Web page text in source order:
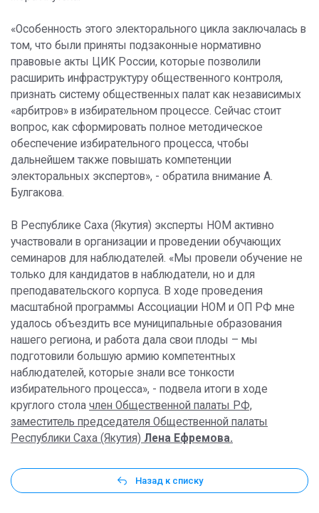
«Особенность этого электорального цикла заключалась в
том, что были приняты подзаконные нормативно
правовые акты ЦИК России, которые позволили
расширить инфраструктуру общественного контроля,
признать систему общественных палат как независимых
«арбитров» в избирательном процессе. Сейчас стоит
вопрос, как сформировать полное методическое
обеспечение избирательного процесса, чтобы
дальнейшем также повышать компетенции
электоральных экспертов», - обратила внимание А.
Булгакова.
В Республике Саха (Якутия) эксперты НОМ активно
участвовали в организации и проведении обучающих
семинаров для наблюдателей. «Мы провели обучение не
только для кандидатов в наблюдатели, но и для
преподавательского корпуса. В ходе проведения
масштабной программы Ассоциации НОМ и ОП РФ мне
удалось объездить все муниципальные образования
нашего региона, и работа дала свои плоды – мы
подготовили большую армию компетентных
наблюдателей, которые знали все тонкости
избирательного процесса», - подвела итоги в ходе
круглого стола член Общественной палаты РФ,
заместитель председателя Общественной палаты
Республики Саха (Якутия) Лена Ефремова.
Назад к списку